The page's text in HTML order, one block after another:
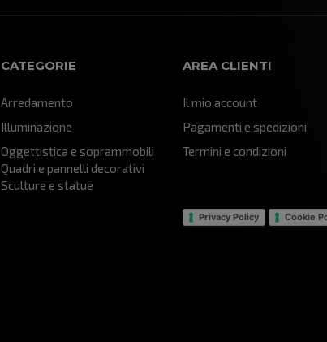
CATEGORIE
Arredamento
Illuminazione
Oggettistica e soprammobili
Quadri e pannelli decorativi
Sculture e statue
AREA CLIENTI
Il mio account
Pagamenti e spedizioni
Termini e condizioni
Privacy Policy Cookie